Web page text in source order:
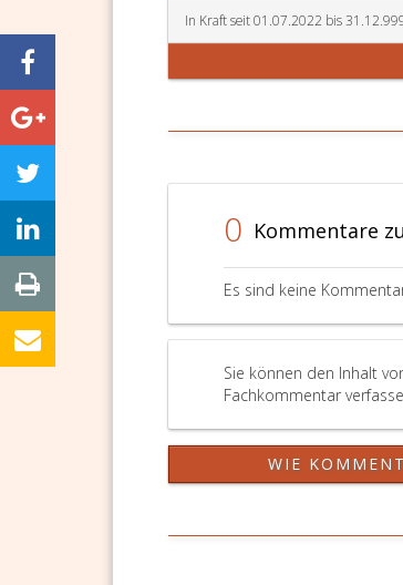
In Kraft seit 01.07.2022 bis
0 Kommentare
Es sind keine
Sie können den Inhalt
Fachkommentar
WIE